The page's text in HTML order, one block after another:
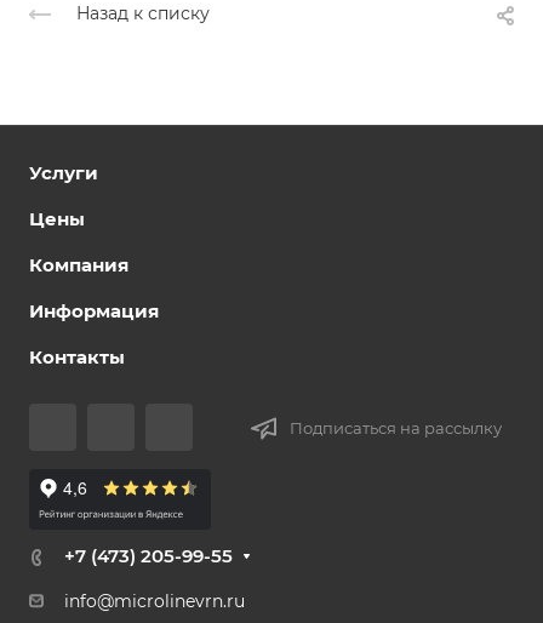
Назад к списку
Услуги
Цены
Компания
Информация
Контакты
Подписаться на рассылку
+7 (473) 205-99-55
info@microlinevrn.ru